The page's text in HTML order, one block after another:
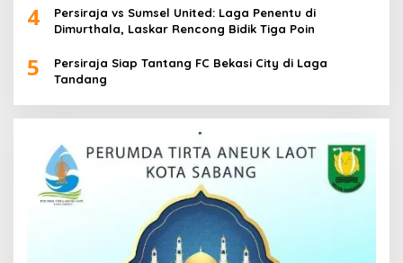
4
Persiraja vs Sumsel United: Laga Penentu di
Dimurthala, Laskar Rencong Bidik Tiga Poin
5
Persiraja Siap Tantang FC Bekasi City di Laga
Tandang